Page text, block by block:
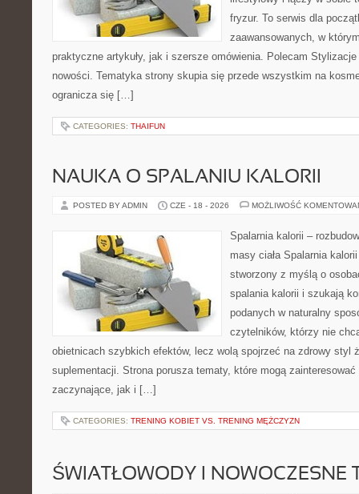
fryzur. To serwis dla
zaawansowanych, w
praktyczne artykuły, jak i szersze omówienia. Polecam
nowości. Tematyka strony skupia się przede wszystkim na
ogranicza się […]
CATEGORIES: THAIFUN
NAUKA O SPALANIU KALORII
POSTED BY ADMIN CZE - 18 - 2026 MOŻLIWOŚĆ
Spalarnia kalorii –
masy ciała Spalarnia
stworzony z myślą o
spalania kalorii i szukają
podanych w naturalny
czytelników, którzy nie
obietnicach szybkich efektów, lecz wolą spojrzeć na zdrowy styl
suplementacji. Strona porusza tematy, które mogą
zaczynające, jak i […]
CATEGORIES: TRENING KOBIET VS. TRENING MĘŻCZYZN
ŚWIATŁOWODY I NOWOCZESNE